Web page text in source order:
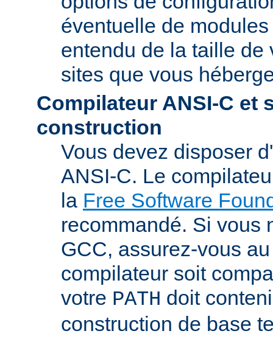
éventuelle de
entendu de la taille de
sites que vous
Compilateur ANSI-C et
construction
Vous devez disposer
ANSI-C. Le
la Free Software
recommandé. Si vous
GCC, assurez-vous
compilateur soit
votre PATH doit
construction de base